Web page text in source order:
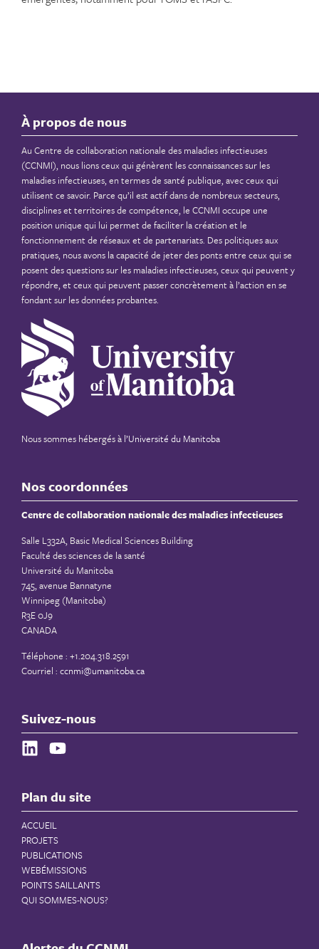
À propos de nous
Au Centre de collaboration nationale des maladies infectieuses
(CCNMI), nous lions ceux qui génèrent les connaissances sur les
maladies infectieuses, en termes de santé publique, avec ceux qui
utilisent ce savoir. Parce qu’il est actif dans de nombreux secteurs,
disciplines et territoires de compétence, le CCNMI occupe une
position unique qui lui permet de faciliter la création et le
fonctionnement de réseaux et de partenariats. Des politiques aux
pratiques, nous avons la capacité de jeter des ponts entre ceux qui se
posent des questions sur les maladies infectieuses, ceux qui peuvent y
répondre, et ceux qui peuvent passer concrètement à l’action en se
fondant sur les données probantes.
Nous sommes hébergés à l’Université du Manitoba
Nos coordonnées
Centre de collaboration nationale des maladies infectieuses
Salle L332A, Basic Medical Sciences Building
Faculté des sciences de la santé
Université du Manitoba
745, avenue Bannatyne
Winnipeg (Manitoba)
R3E 0J9
CANADA
Téléphone : +1.204.318.2591
Courriel : ccnmi@umanitoba.ca
Suivez-nous
Plan du site
ACCUEIL
PROJETS
PUBLICATIONS
WEBÉMISSIONS
POINTS SAILLANTS
QUI SOMMES-NOUS?